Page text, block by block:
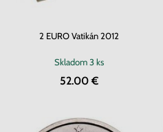
2 EURO Vatikán 2012
Skladom3 ks
52.00 €